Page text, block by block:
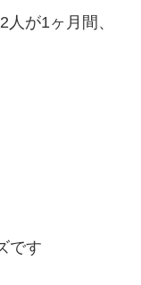
が1ヶ月間、
です